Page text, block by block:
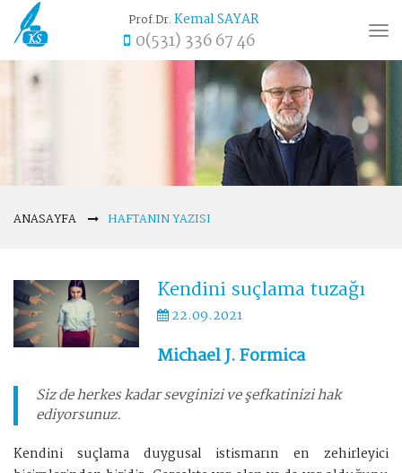
Prof.Dr.Kemal SAYAR
0(531) 336 67 46
ANASAYFA HAFTANIN YAZISI
Kendini suçlama tuzağı
22.09.2021
Michael J. Formica
Siz de herkes kadar sevginizi ve şefkatinizi hak
ediyorsunuz.
Kendini suçlama duygusal istismarın en zehirleyici